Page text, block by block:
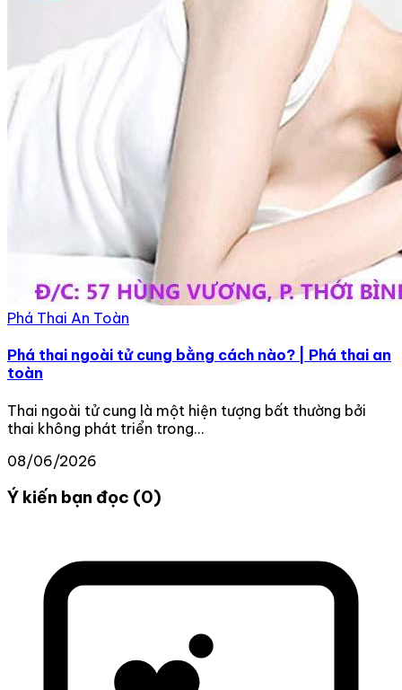
Phá Thai An Toàn
Phá thai ngoài tử cung bằng cách nào? | Phá thai an
toàn
Thai ngoài tử cung là một hiện tượng bất thường bởi
thai không phát triển trong...
08/06/2026
Ý kiến bạn đọc (0)